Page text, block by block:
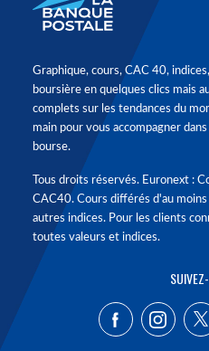
Graphique, cours, CAC 40,
boursière en quelques clics mais
complets sur les tendances du
main pour vous accompagner
bourse.
Tous droits réservés. Euronext :
CAC40. Cours différés d'au
autres indices. Pour les clients
toutes valeurs et indices.